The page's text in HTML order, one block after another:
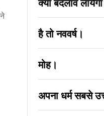
क्या बदलाव
है तो नववर्ष।
मोह।
अपना धर्म सबसे